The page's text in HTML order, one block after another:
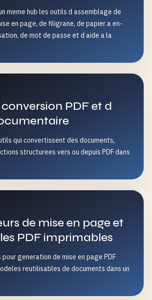
meme hub les outils d assemblage de
en page, de filigrane, de papier a en-
de mot de passe et d aide a la
PDF et d
qui convertissent des documents,
structurees vers ou depuis PDF dans
de mise en page et
PDF imprimables
generation de mise en page PDF
reutilisables de documents dans un